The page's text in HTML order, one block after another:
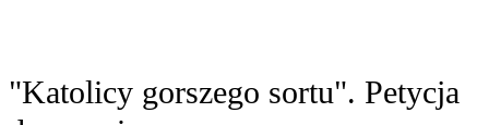
"Katolicy gorszego sortu". Petycja